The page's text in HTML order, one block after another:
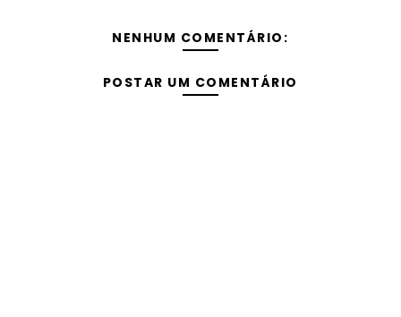
NENHUM COMENTÁRIO:
POSTAR UM COMENTÁRIO